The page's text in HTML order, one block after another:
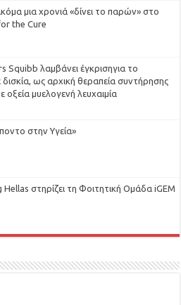
μια χρονιά «δίνει το παρών» στο
the Cure
Squibb λαμβάνει έγκρισηγια το
ως αρχική θεραπεία συντήρησης
οξεία μυελογενή λευχαιμία
στην Υγεία»
Hellas στηρίζει τη Φοιτητική Ομάδα iGEM